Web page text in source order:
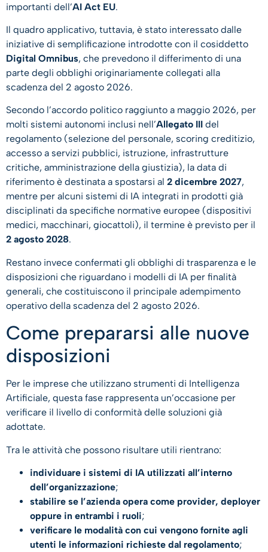
importanti dell’AI Act EU.
Il quadro applicativo, tuttavia, è stato interessato dalle
iniziative di semplificazione introdotte con il cosiddetto
Digital Omnibus, che prevedono il differimento di una
parte degli obblighi originariamente collegati alla
scadenza del 2 agosto 2026.
Secondo l’accordo politico raggiunto a maggio 2026, per
molti sistemi autonomi inclusi nell’Allegato III del
regolamento (selezione del personale, scoring creditizio,
accesso a servizi pubblici, istruzione, infrastrutture
critiche, amministrazione della giustizia), la data di
riferimento è destinata a spostarsi al 2 dicembre 2027,
mentre per alcuni sistemi di IA integrati in prodotti già
disciplinati da specifiche normative europee (dispositivi
medici, macchinari, giocattoli), il termine è previsto per il
2 agosto 2028.
Restano invece confermati gli obblighi di trasparenza e le
disposizioni che riguardano i modelli di IA per finalità
generali, che costituiscono il principale adempimento
operativo della scadenza del 2 agosto 2026.
Come prepararsi alle nuove
disposizioni
Per le imprese che utilizzano strumenti di Intelligenza
Artificiale, questa fase rappresenta un’occasione per
verificare il livello di conformità delle soluzioni già
adottate.
Tra le attività che possono risultare utili rientrano:
individuare i sistemi di IA utilizzati all’interno
dell’organizzazione;
stabilire se l’azienda opera come provider, deployer
oppure in entrambi i ruoli;
verificare le modalità con cui vengono fornite agli
utenti le informazioni richieste dal regolamento;